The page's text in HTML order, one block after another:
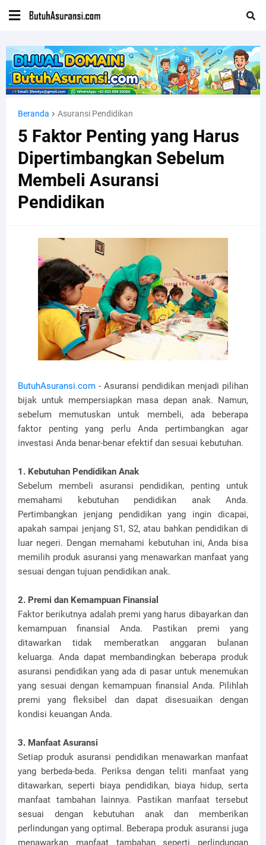
Beranda Asuransi Pendidikan
5 Faktor Penting yang Harus
Dipertimbangkan Sebelum
Membeli Asuransi
Pendidikan
ButuhAsuransi.com - Asuransi pendidikan menjadi pilihan
bijak untuk mempersiapkan masa depan anak. Namun,
sebelum memutuskan untuk membeli, ada beberapa
faktor penting yang perlu Anda pertimbangkan agar
investasi Anda benar-benar efektif dan sesuai kebutuhan.
1. Kebutuhan Pendidikan Anak
Sebelum membeli asuransi pendidikan, penting untuk
memahami kebutuhan pendidikan anak Anda.
Pertimbangkan jenjang pendidikan yang ingin dicapai,
apakah sampai jenjang S1, S2, atau bahkan pendidikan di
luar negeri. Dengan memahami kebutuhan ini, Anda bisa
memilih produk asuransi yang menawarkan manfaat yang
sesuai dengan tujuan pendidikan anak.
2. Premi dan Kemampuan Finansial
Faktor berikutnya adalah premi yang harus dibayarkan dan
kemampuan finansial Anda. Pastikan premi yang
ditawarkan tidak memberatkan anggaran bulanan
keluarga. Anda dapat membandingkan beberapa produk
asuransi pendidikan yang ada di pasar untuk menemukan
yang sesuai dengan kemampuan finansial Anda. Pilihlah
premi yang fleksibel dan dapat disesuaikan dengan
kondisi keuangan Anda.
3. Manfaat Asuransi
Setiap produk asuransi pendidikan menawarkan manfaat
yang berbeda-beda. Periksa dengan teliti manfaat yang
ditawarkan, seperti biaya pendidikan, biaya hidup, serta
manfaat tambahan lainnya. Pastikan manfaat tersebut
sesuai dengan kebutuhan anak dan memberikan
perlindungan yang optimal. Beberapa produk asuransi juga
menawarkan manfaat tambahan seperti perlindungan